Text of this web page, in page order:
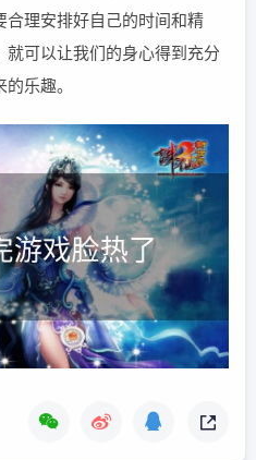
理安排好自己的时间和精
可以让我们的身心得到充分
乐趣。